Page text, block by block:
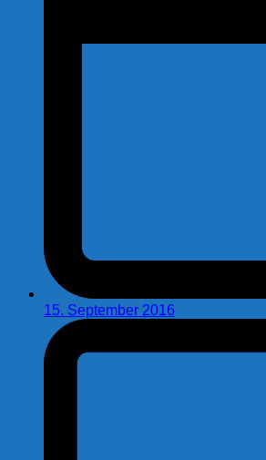
15. September 2016